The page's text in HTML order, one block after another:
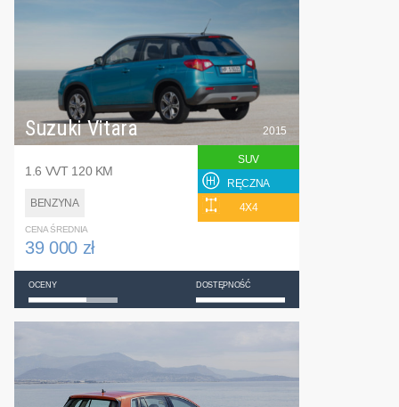
Suzuki Vitara
1.6 VVT 120 KM
BENZYNA
2015
SUV
RĘCZNA
4X4
CENA ŚREDNIA
39 000 zł
OCENY DOSTĘPNOŚĆ